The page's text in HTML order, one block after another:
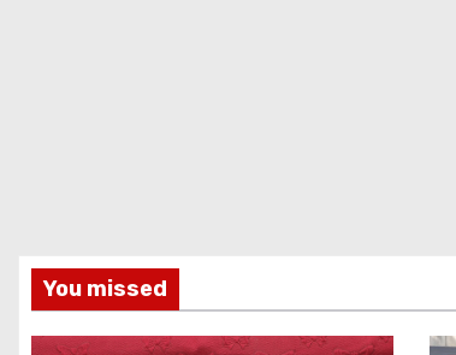
You missed